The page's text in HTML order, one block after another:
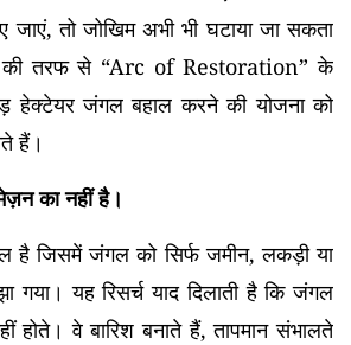
तो जोखिम अभी भी घटाया जा सकता
की तरफ से “Arc of Restoration” के
हेक्टेयर जंगल बहाल करने की योजना को
हैं।
का नहीं है।
है जिसमें जंगल को सिर्फ जमीन, लकड़ी या
गया। यह रिसर्च याद दिलाती है कि जंगल
होते। वे बारिश बनाते हैं, तापमान संभालते